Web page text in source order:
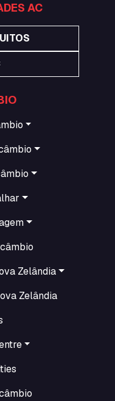
AC
Zelândia
Zelândia